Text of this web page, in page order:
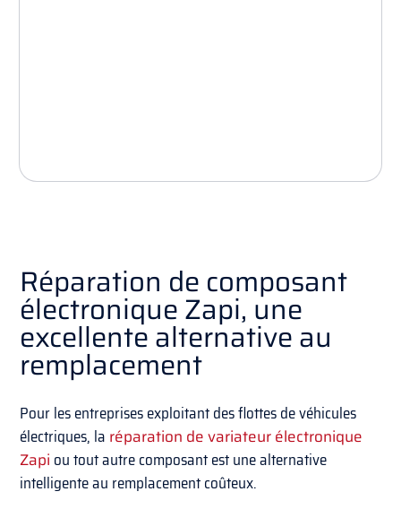
Réparation de composant
électronique Zapi, une
excellente alternative au
remplacement
Pour les entreprises exploitant des flottes de véhicules
électriques, la réparation de variateur électronique
Zapi ou tout autre composant est une alternative
intelligente au remplacement coûteux.